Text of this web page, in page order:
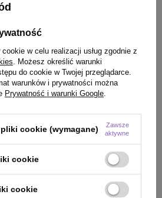
Curl Building
ml
okresie 30 dni przed
-29%
Koki
340,00 zł
340
Najniższa cena
wprowadzeniem
Cena katalogowa:
w celu realizacji usług zgodnie z
. Możesz określić warunki
do cookie w Twojej przeglądarce.
warunków i prywatności można
Prywatność i warunki Google.
cookie (wymagane)
Zawsze
aktywne
cookie
cookie